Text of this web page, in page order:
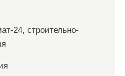
24, строительно-